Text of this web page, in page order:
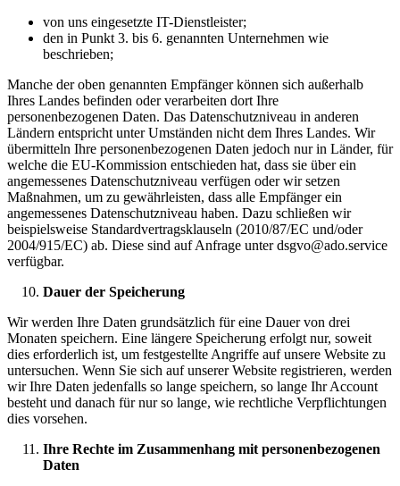
von uns eingesetzte IT-Dienstleister;
den in Punkt 3. bis 6. genannten Unternehmen wie
beschrieben;
Manche der oben genannten Empfänger können sich außerhalb
Ihres Landes befinden oder verarbeiten dort Ihre
personenbezogenen Daten. Das Datenschutzniveau in anderen
Ländern entspricht unter Umständen nicht dem Ihres Landes. Wir
übermitteln Ihre personenbezogenen Daten jedoch nur in Länder, für
welche die EU-Kommission entschieden hat, dass sie über ein
angemessenes Datenschutzniveau verfügen oder wir setzen
Maßnahmen, um zu gewährleisten, dass alle Empfänger ein
angemessenes Datenschutzniveau haben. Dazu schließen wir
beispielsweise Standardvertragsklauseln (2010/87/EC und/oder
2004/915/EC) ab. Diese sind auf Anfrage unter dsgvo@ado.service
verfügbar.
Dauer der Speicherung
Wir werden Ihre Daten grundsätzlich für eine Dauer von drei
Monaten speichern. Eine längere Speicherung erfolgt nur, soweit
dies erforderlich ist, um festgestellte Angriffe auf unsere Website zu
untersuchen. Wenn Sie sich auf unserer Website registrieren, werden
wir Ihre Daten jedenfalls so lange speichern, so lange Ihr Account
besteht und danach für nur so lange, wie rechtliche Verpflichtungen
dies vorsehen.
Ihre Rechte im Zusammenhang mit personenbezogenen
Daten